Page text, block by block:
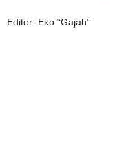
Editor: Eko “Gajah”